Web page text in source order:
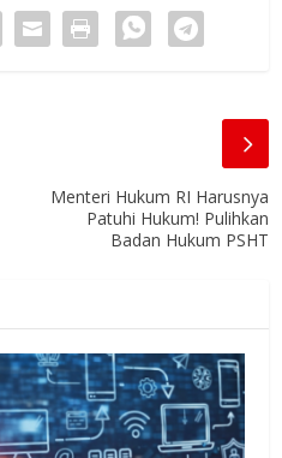
Menteri Hukum RI Harusnya
Patuhi Hukum! Pulihkan
Badan Hukum PSHT